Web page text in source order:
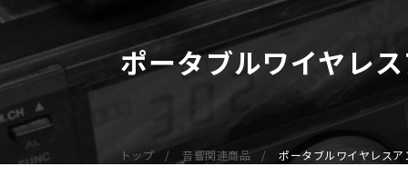
無線機
デジタル無線機（登録局）
デジタル無線機（免許局）
ポータブルワイヤレ
トップ 音響関連商品 ポータブルワイヤレスア